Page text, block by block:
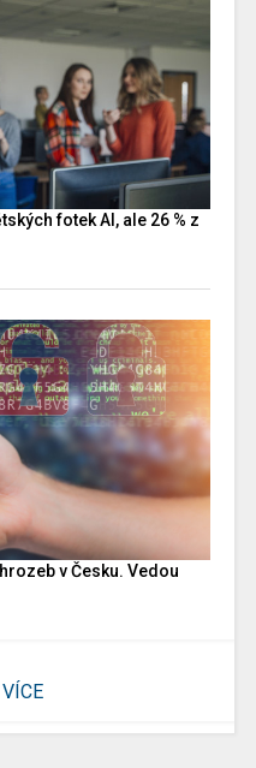
fotek AI, ale 26 % z
v Česku. Vedou